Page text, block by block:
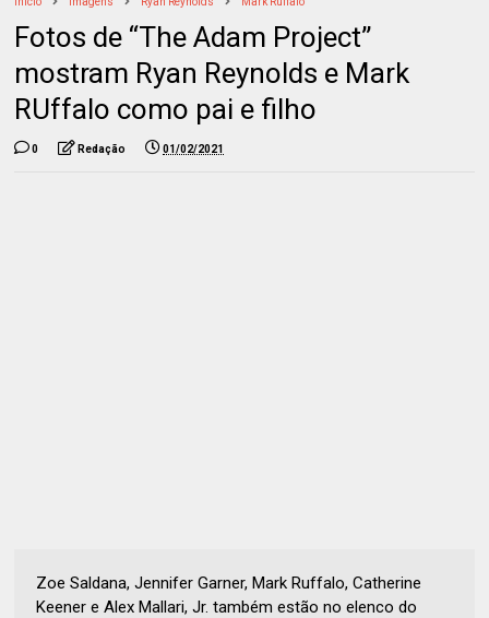
Fotos de “The Adam Project”
mostram Ryan Reynolds e Mark
RUffalo como pai e filho
0 Redação 01/02/2021
Zoe Saldana, Jennifer Garner, Mark Ruffalo, Catherine
Keener e Alex Mallari, Jr. também estão no elenco do